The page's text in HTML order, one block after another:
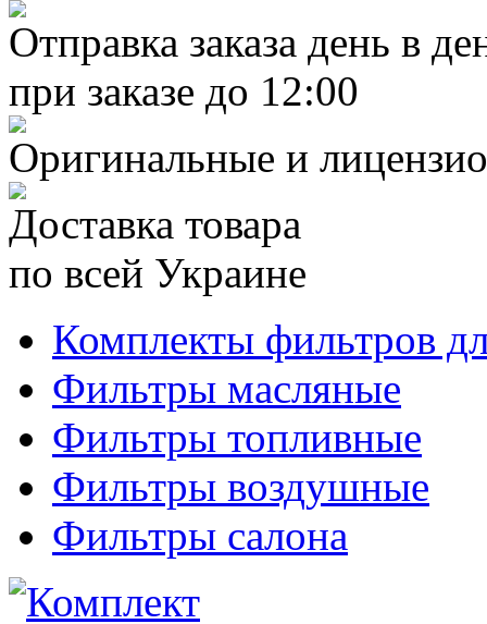
Отправка заказа день в
при заказе до 12:00
Оригинальные и
Доставка товара
по всей Украине
Комплекты фильтров
Фильтры масляные
Фильтры топливные
Фильтры воздушные
Фильтры салона